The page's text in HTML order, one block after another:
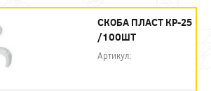
СКОБА ПЛАСТ КР-25
/100ШТ
Артикул: